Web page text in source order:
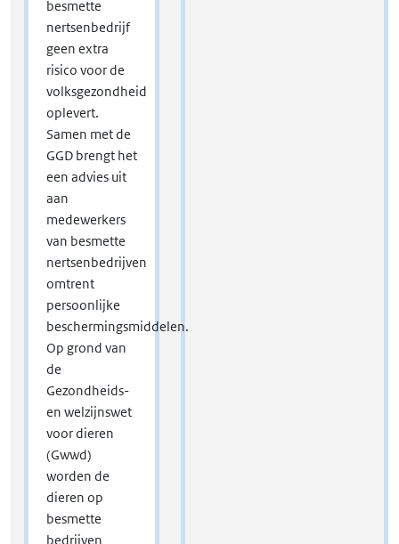
besmette
nertsenbedrijf
geen extra
risico voor de
volksgezondheid
oplevert.
Samen met de
GGD brengt het
een advies uit
aan
medewerkers
van besmette
nertsenbedrijven
omtrent
persoonlijke
beschermingsmiddelen.
Op grond van
de
Gezondheids-
en welzijnswet
voor dieren
(Gwwd)
worden de
dieren op
besmette
bedrijven